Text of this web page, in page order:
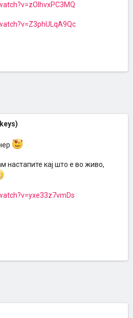
настапите кај што е во живо,